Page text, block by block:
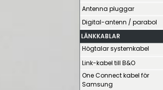
Antenna pluggar
Digital-antenn / parabol
LÄNKKABLAR
Högtalar systemkabel
Link-kabel till B&O
One Connect kabel för
Samsung